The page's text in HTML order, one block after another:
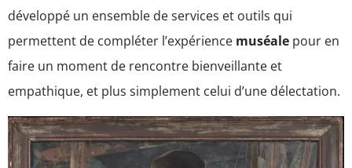
développé un ensemble de services et outils qui
permettent de compléter l’expérience muséale pour en
faire un moment de rencontre bienveillante et
empathique, et plus simplement celui d’une délectation.